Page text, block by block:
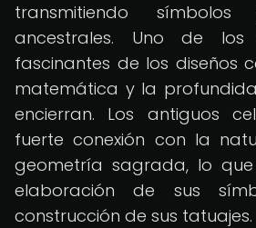
transmitiendo
ancestrales. Uno de los
fascinantes de los diseños
matemática y la
encierran. Los antiguos
fuerte conexión con la
geometría sagrada, lo
elaboración de sus
construcción de sus tatuajes.